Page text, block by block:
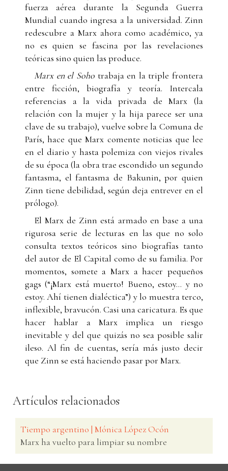
fuerza aérea durante la Segunda Guerra
Mundial cuando ingresa a la universidad. Zinn
redescubre a Marx ahora como académico, ya
no es quien se fascina por las revelaciones
teóricas sino quien las produce.
Marx en el Sohotrabaja en la triple frontera
entre ficción, biografía y teoría. Intercala
referencias a la vida privada de Marx (la
relación con la mujer y la hija parece ser una
clave de su trabajo), vuelve sobre la Comuna de
París, hace que Marx comente noticias que lee
en el diario y hasta polemiza con viejos rivales
de su época (la obra trae escondido un segundo
fantasma, el fantasma de Bakunin, por quien
Zinn tiene debilidad, según deja entrever en el
prólogo).
El Marx de Zinn está armado en base a una
rigurosa serie de lecturas en las que no solo
consulta textos teóricos sino biografías tanto
del autor de El Capital como de su familia. Por
momentos, somete a Marx a hacer pequeños
gags (“¡Marx está muerto! Bueno, estoy… y no
estoy. Ahí tienen dialéctica”) y lo muestra terco,
inflexible, bravucón. Casi una caricatura. Es que
hacer hablar a Marx implica un riesgo
inevitable y del que quizás no sea posible salir
ileso. Al fin de cuentas, sería más justo decir
que Zinn se está haciendo pasar por Marx.
Artículos relacionados
Tiempo argentino | Mónica López Ocón
Marx ha vuelto para limpiar su nombre